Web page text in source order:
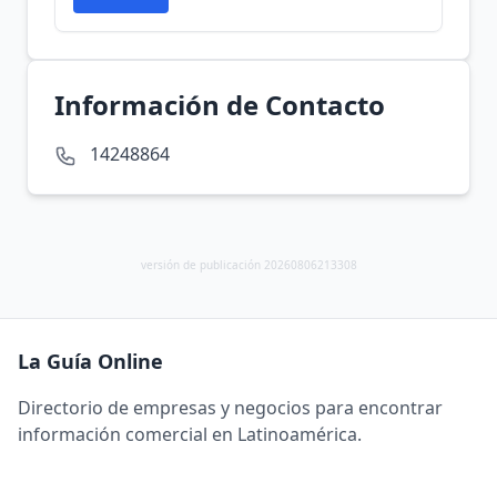
Información de Contacto
14248864
versión de publicación 20260806213308
La Guía Online
Directorio de empresas y negocios para encontrar
información comercial en Latinoamérica.